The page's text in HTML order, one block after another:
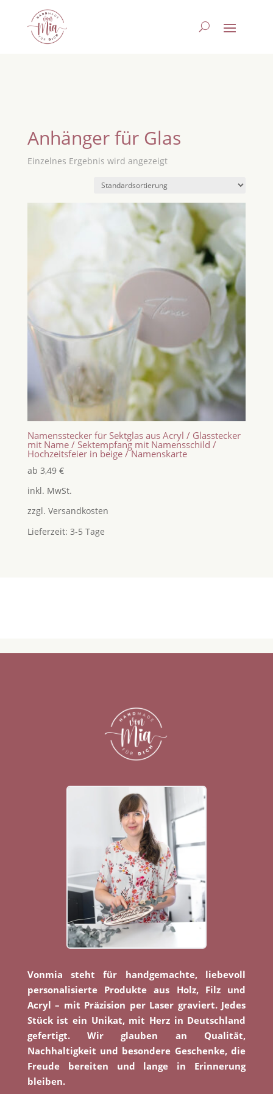
Anhänger für Glas
Einzelnes Ergebnis wird angezeigt
Namensstecker für Sektglas aus Acryl / Glasstecker
mit Name / Sektempfang mit Namensschild /
Hochzeitsfeier in beige / Namenskarte
ab 3,49 €
inkl. MwSt.
zzgl. Versandkosten
Lieferzeit: 3-5 Tage
Vonmia steht für handgemachte, liebevoll
personalisierte Produkte aus Holz, Filz und
Acryl – mit Präzision per Laser graviert. Jedes
Stück ist ein Unikat, mit Herz in Deutschland
gefertigt. Wir glauben an Qualität,
Nachhaltigkeit und besondere Geschenke, die
Freude bereiten und lange in Erinnerung
bleiben.